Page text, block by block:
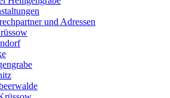
und Adressen